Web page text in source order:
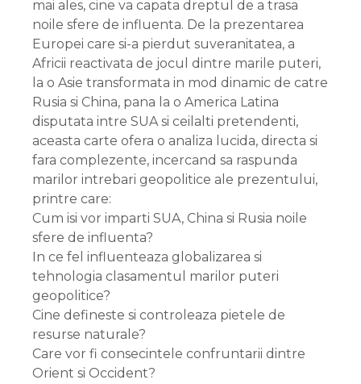
mai ales, cine va capata dreptul de a trasa
noile sfere de influenta. De la prezentarea
Europei care si-a pierdut suveranitatea, a
Africii reactivata de jocul dintre marile puteri,
la o Asie transformata in mod dinamic de catre
Rusia si China, pana la o America Latina
disputata intre SUA si ceilalti pretendenti,
aceasta carte ofera o analiza lucida, directa si
fara complezente, incercand sa raspunda
marilor intrebari geopolitice ale prezentului,
printre care:
Cum isi vor imparti SUA, China si Rusia noile
sfere de influenta?
In ce fel influenteaza globalizarea si
tehnologia clasamentul marilor puteri
geopolitice?
Cine defineste si controleaza pietele de
resurse naturale?
Care vor fi consecintele confruntarii dintre
Orient si Occident?